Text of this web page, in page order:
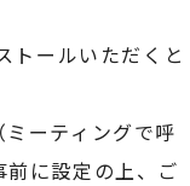
トールいただくと
ーティングで呼
に設定の上、ご